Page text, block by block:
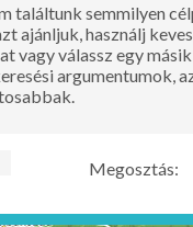
találtunk semmilyen
ajánljuk, használj
vagy válassz egy
argumentumok,
Megosztás: